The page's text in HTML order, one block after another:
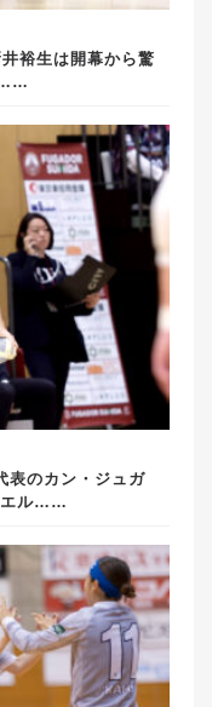
裕生は開幕から驚
表のカン・ジュガ
エル……